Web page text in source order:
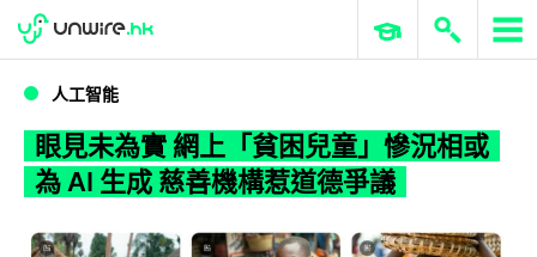
WWDC 2026 ERP 與商業 AI
人工智能
眼見未為實 網上「貧困兒童」慘況相或
為 AI 生成 慈善機構惹道德爭議